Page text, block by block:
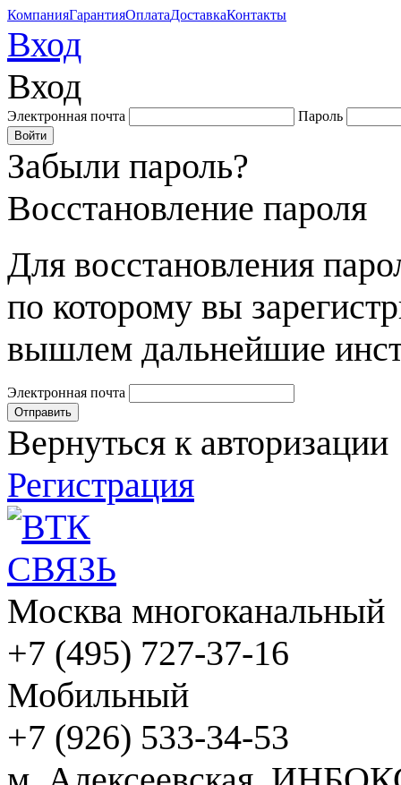
КомпанияГарантияОплатаДоставкаКонтакты
Вход
Вход
Электронная почта Пароль
Забыли пароль?
Восстановление пароля
Для восстановления
по которому вы
вышлем дальнейшие
Электронная почта
Вернуться к авторизации
Регистрация
Москва многоканальный
+7 (495) 727-37-16
Мобильный
+7 (926) 533-34-53